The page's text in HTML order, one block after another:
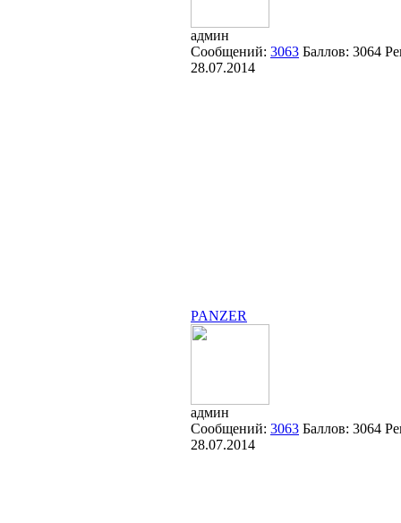
админ
Сообщений: 3063 Баллов: 3064
28.07.2014
PANZER
админ
Сообщений: 3063 Баллов: 3064
28.07.2014